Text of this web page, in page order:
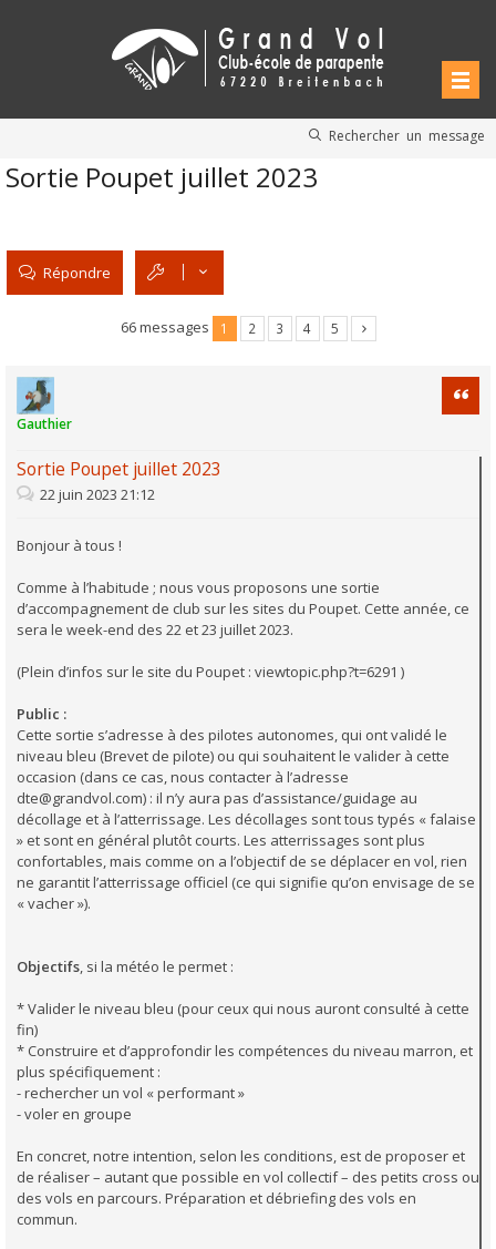
Rechercher un message
Sortie Poupet juillet 2023
Répondre
66 messages 1 2 3 4 5
Gauthier
Sortie Poupet juillet 2023
22 juin 2023 21:12
Bonjour à tous !
Comme à l’habitude ; nous vous proposons une sortie
d’accompagnement de club sur les sites du Poupet. Cette année, ce
sera le week-end des 22 et 23 juillet 2023.
(Plein d’infos sur le site du Poupet : viewtopic.php?t=6291 )
Public :
Cette sortie s’adresse à des pilotes autonomes, qui ont validé le
niveau bleu (Brevet de pilote) ou qui souhaitent le valider à cette
occasion (dans ce cas, nous contacter à l’adresse
dte@grandvol.com) : il n’y aura pas d’assistance/guidage au
décollage et à l’atterrissage. Les décollages sont tous typés « falaise
» et sont en général plutôt courts. Les atterrissages sont plus
confortables, mais comme on a l’objectif de se déplacer en vol, rien
ne garantit l’atterrissage officiel (ce qui signifie qu’on envisage de se
« vacher »).
Objectifs, si la météo le permet :
* Valider le niveau bleu (pour ceux qui nous auront consulté à cette
fin)
* Construire et d’approfondir les compétences du niveau marron, et
plus spécifiquement :
- rechercher un vol « performant »
- voler en groupe
En concret, notre intention, selon les conditions, est de proposer et
de réaliser – autant que possible en vol collectif – des petits cross ou
des vols en parcours. Préparation et débriefing des vols en
commun.